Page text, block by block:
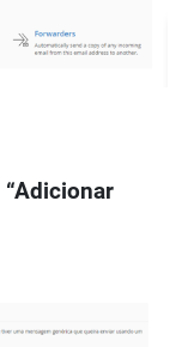
“Adicionar